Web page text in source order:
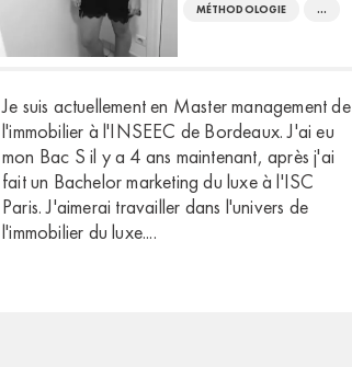
MÉTHODOLOGIE ...
Je suis actuellement en Master management de
l'immobilier à l'INSEEC de Bordeaux. J'ai eu
mon Bac S il y a 4 ans maintenant, après j'ai
fait un Bachelor marketing du luxe à l'ISC
Paris. J'aimerai travailler dans l'univers de
l'immobilier du luxe....